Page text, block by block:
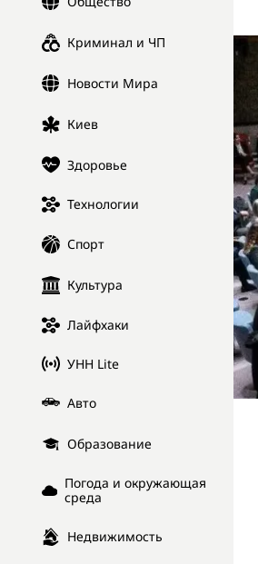
Криминал и ЧП
Новости Мира
Киев
Здоровье
Технологии
Спорт
Культура
Лайфхаки
УНН Lite
Авто
Образование
Погода и окружающая
среда
Недвижимость